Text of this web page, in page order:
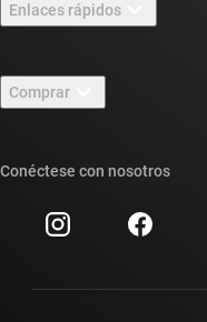
Carreras laborales
Sala de redacción
Eventos
Relaciones con los
Enlaces rápidos
Foros de soporte de
Búsqueda de
Centro de atención al
Comprar
Preguntas frecuentes
Conéctese con nosotros